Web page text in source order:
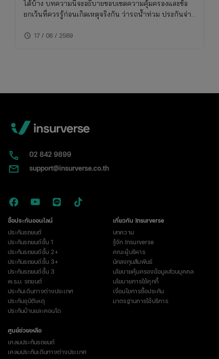
ได้บ้าง บทความนี้จะอธิบายขอบเขตความคุ้มครองและข้อ
ยกเว้นที่ควรรู้ก่อนเกิดเหตุจริงกัน ว่ารถน้ําท่วม ประกันจ่าย
ของคุณ
schedule 17 / 06 / 2569
02​ 842 9899
support@insurverse.co.th
ซื้อประกันออนไลน์
ประกันรถยนต์
ประกันรถยนต์ชั้น 1
ประกันรถยนต์ชั้น 2+
ประกันรถยนต์ชั้น 3+
ประกันรถยนต์ชั้น 3
พ.ร.บ. รถยนต์
ประกันเดินทางต่างประเทศ
ประกันอุบัติเหตุ
ประกันบ้านและคอนโด
เกี่ยวกับ Insurverse
บทความ
รู้จัก Insurverse
คณะผู้บริหาร
นักลงทุนสัมพันธ์
นโยบายคุ้มครองข้อมูลส่วนบุคคล
นโยบายการใช้คุกกี้
เงื่อนไขการซื้อประกัน
มาตรฐานการใช้บริการ
ศูนย์ช่วยเหลือ
เคลมประกันรถยนต์
เคลมประกันเดินทางต่างประเทศ